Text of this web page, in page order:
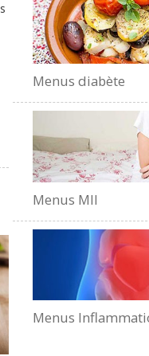
Menus diabète
Menus MII
Menus